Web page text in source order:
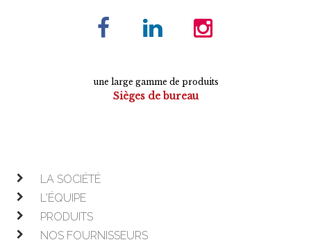
une large gamme de produits
Sièges de bureau
LA SOCIÉTÉ
L'ÉQUIPE
PRODUITS
NOS FOURNISSEURS